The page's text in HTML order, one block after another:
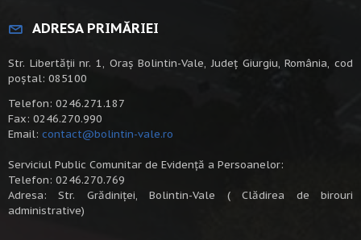
ADRESA PRIMĂRIEI
Str. Libertății nr. 1, Oraș Bolintin-Vale, Județ Giurgiu, România, cod
poștal: 085100
Telefon: 0246.271.187
Fax: 0246.270.990
Email: contact@bolintin-vale.ro
Serviciul Public Comunitar de Evidență a Persoanelor:
Telefon: 0246.270.769
Adresa: Str. Grădiniței, Bolintin-Vale ( Clădirea de birouri
administrative)